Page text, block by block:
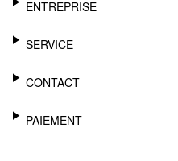
ENTREPRISE
CARRIÈRE
SERVICE
NEWSLETTER
MÉMO
CONTACT
AIDE
PAIEMENT